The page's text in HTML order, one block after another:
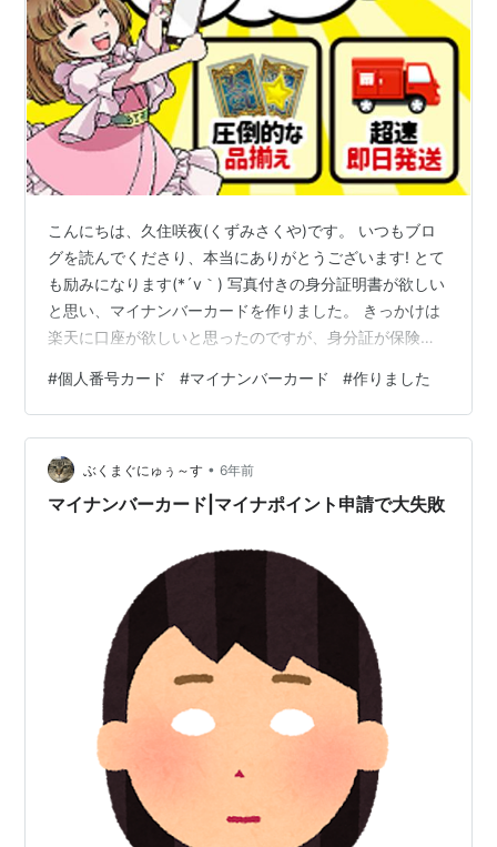
こんにちは、久住咲夜(くずみさくや)です。 いつもブロ
グを読んでくださり、本当にありがとうございます! とて
も励みになります(*´v｀) 写真付きの身分証明書が欲しい
と思い、マイナンバーカードを作りました。 きっかけは
楽天に口座が欲しいと思ったのですが、身分証が保険証
と重い腰をあげました。 セキュリティとか不安な面が多
いので何年もためらっていたのですが...仕方がないで
す。 2021年12月9日に郵便で申請をして、2022年1月11
日に交付の通知のはがきが来ました。 すごくぺらぺらの
はがきなので、取扱注意です。 丁度雨の日だったので、
#個人番号カード #マイナンバーカード #作りました
ぶくまぐにゅぅ～す • 6年前
マイナンバーカード|マイナポイント申請で大失敗